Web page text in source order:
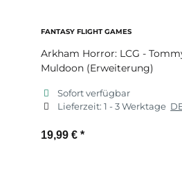
FANTASY FLIGHT GAMES
Arkham Horror: LCG -
Muldoon (Erweiterung)
Sofort verfügbar
Lieferzeit:1 - 3 Werktage
19,99 € *